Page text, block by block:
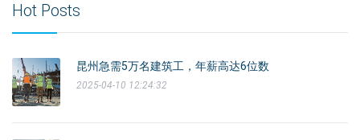
Hot Posts
昆州急需5万名建筑工，年薪高达6位数
2025-04-10 12:24:32